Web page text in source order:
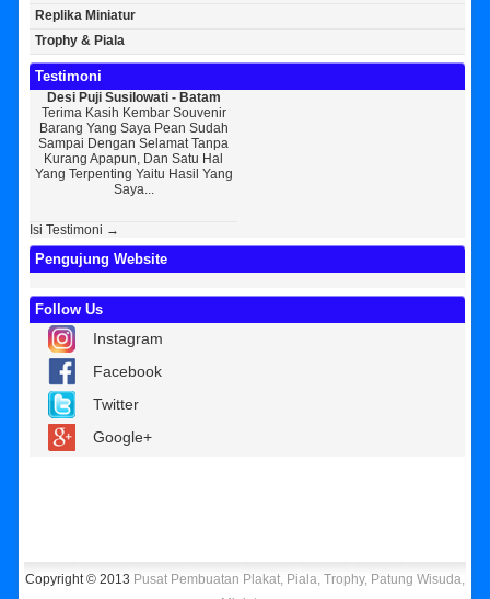
Replika Miniatur
Trophy & Piala
Testimoni
Desi Puji Susilowati - Batam
Terima Kasih Kembar Souvenir
Barang Yang Saya Pean Sudah
Sampai Dengan Selamat Tanpa
Kurang Apapun, Dan Satu Hal
Yang Terpenting Yaitu Hasil Yang
Saya...
Isi Testimoni →
Pengujung Website
Follow Us
Instagram
Facebook
Twitter
Google+
Copyright © 2013 Pusat Pembuatan Plakat, Piala, Trophy, Patung Wisuda,